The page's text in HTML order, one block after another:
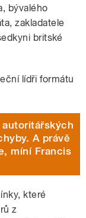
bývalého
zakladatele
britské
lídři formátu
A právě
míní Francis
které
z